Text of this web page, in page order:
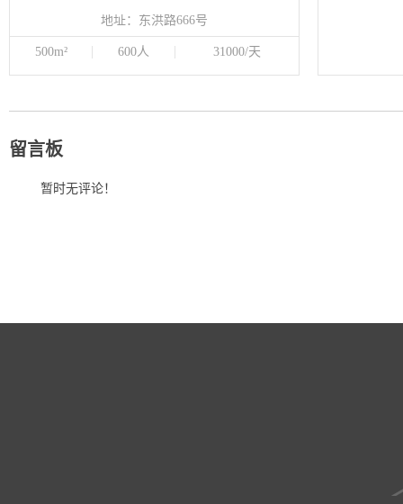
地址：东洪路666号
500m² 600人 31000/天
留言板
暂时无评论！